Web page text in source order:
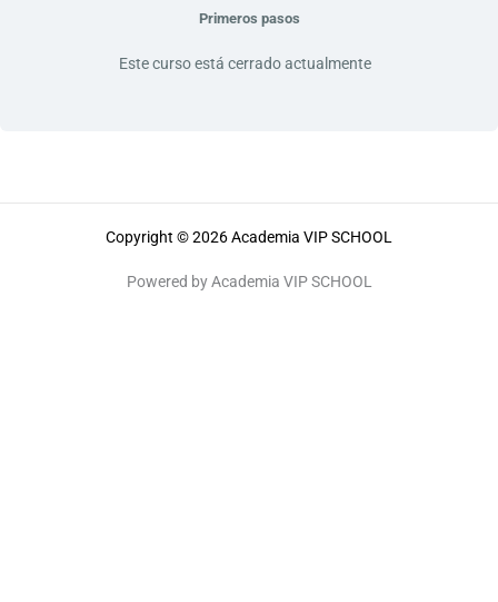
Primeros pasos
Este curso está cerrado actualmente
Copyright © 2026 Academia VIP SCHOOL
Powered by Academia VIP SCHOOL